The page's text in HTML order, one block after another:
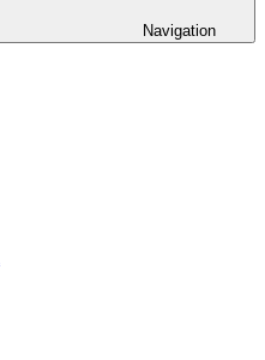
Navigation